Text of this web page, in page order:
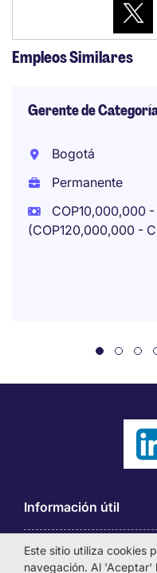
Empleos Similares
Gerente de
Bogotá
Permanente
COP10,000,000
(COP120,000,000 -
Información útil
Búsqueda de empleo
Este sitio utiliza cookies
navegación. Al 'Aceptar'